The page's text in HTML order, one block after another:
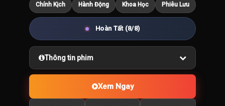
Chính Kịch Hành Động Khoa Học Phiêu Lưu
Hoàn Tất (8/8)
Thông tin phim
Xem Ngay